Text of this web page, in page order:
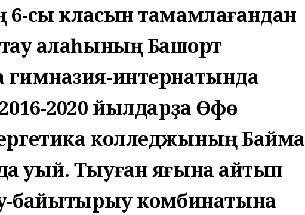
6-сы класын тамамлағандан
ҡалаһының Башҡорт
гимназия-интернатында
2020 йылдарҙа Өфө
колледжының Баймаҡ
уҡый. Тыуған яғына ҡайтып
байыҡтырыу комбинатына